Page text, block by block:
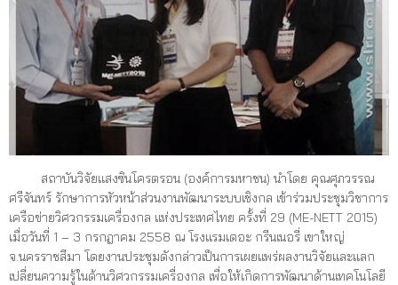
สถาบันวิจัยแสงซินโครตรอน (องค์การมหาชน) นำโดย คุณศุภวรรณ
ศรีจันทร์ รักษาการหัวหน้าส่วนงานพัฒนาระบบเชิงกล เข้าร่วมประชุมวิชาการ
เครือข่ายวิศวกรรมเครื่องกล แห่งประเทศไทย ครั้งที่ 29 (ME-NETT 2015)
เมื่อวันที่ 1 – 3 กรกฎาคม 2558 ณ โรงแรมเดอะ กรีนเนอรี่ เขาใหญ่
จ.นครราชสีมา โดยงานประชุมดังกล่าวเป็นการเผยแพร่ผลงานวิจัยและแลก
เปลี่ยนความรู้ในด้านวิศวกรรมเครื่องกล เพื่อให้เกิดการพัฒนาด้านเทคโนโลยี